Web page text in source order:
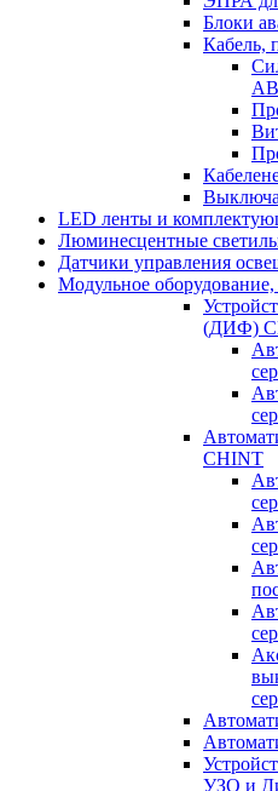
Блоки
Кабель,
LED ленты и
Люминесцентные
Датчики управления
Модульное
(ДИФ)
CHINT
УЗО и